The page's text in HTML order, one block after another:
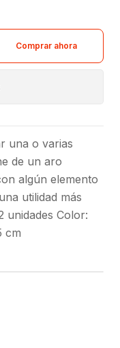
Comprar ahora
una o varias
de un aro
algún elemento
utilidad más
unidades Color:
cm